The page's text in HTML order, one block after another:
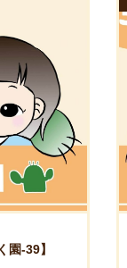
園-39】